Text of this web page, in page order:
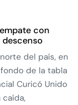
con
del país, en
de la tabla
Curicó Unido
caída,